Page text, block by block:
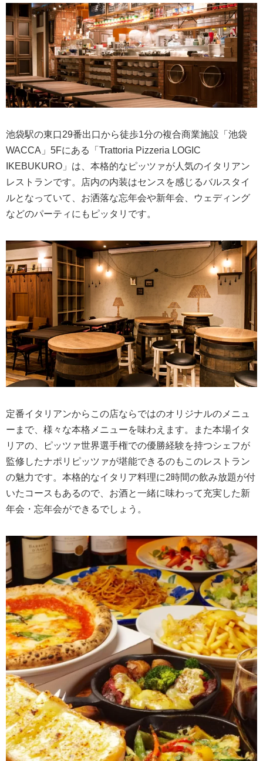
池袋駅の東口29番出口から徒歩1分の複合商業施設「池袋
WACCA」5Fにある「Trattoria Pizzeria LOGIC
IKEBUKURO」は、本格的なピッツァが人気のイタリアン
レストランです。店内の内装はセンスを感じるバルスタイ
ルとなっていて、お洒落な忘年会や新年会、ウェディング
などのパーティにもピッタリです。
定番イタリアンからこの店ならではのオリジナルのメニュ
ーまで、様々な本格メニューを味わえます。また本場イタ
リアの、ピッツァ世界選手権での優勝経験を持つシェフが
監修したナポリピッツァが堪能できるのもこのレストラン
の魅力です。本格的なイタリア料理に2時間の飲み放題が付
いたコースもあるので、お酒と一緒に味わって充実した新
年会・忘年会ができるでしょう。